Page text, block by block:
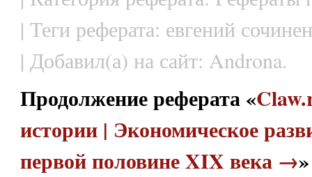
| Теги реферата: евгений
| Добавил(а) на сайт: Androna.
Продолжение реферата «
истории | Экономическое
первой половине XIX века →»